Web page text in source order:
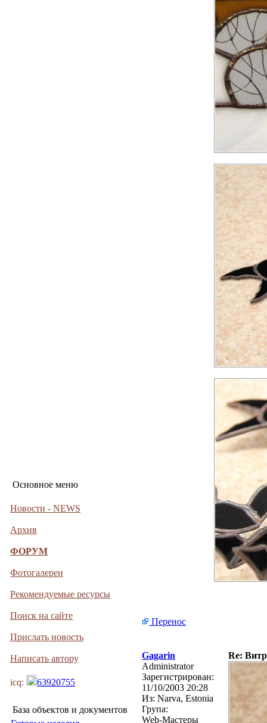
Основное меню
Новости - NEWS
Архив
ФОРУМ
Фотогалереи
Рекомендуемые ресурсы
Поиск на сайте
Прислать новость
Написать автору
icq: 63920755
База объектов и документов
Перенос
Gagarin
Re:
Administrator
Зарегистрирован:
11/10/2003 20:28
Из: Narva, Estonia
Група:
Web-Мастеры